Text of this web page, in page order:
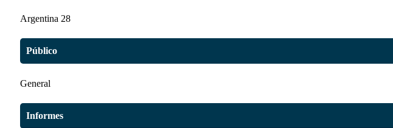
Argentina 28
Público
General
Informes